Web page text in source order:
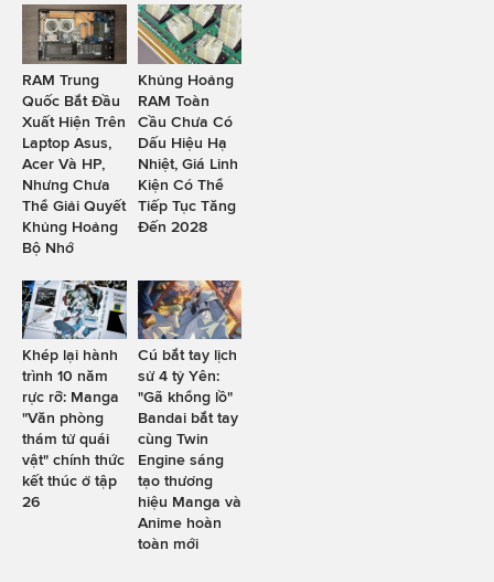
RAM Trung
Quốc Bắt Đầu
Xuất Hiện Trên
Laptop Asus,
Acer Và HP,
Nhưng Chưa
Thể Giải Quyết
Khủng Hoảng
Bộ Nhớ
Khủng Hoảng
RAM Toàn
Cầu Chưa Có
Dấu Hiệu Hạ
Nhiệt, Giá Linh
Kiện Có Thể
Tiếp Tục Tăng
Đến 2028
Khép lại hành
trình 10 năm
rực rỡ: Manga
"Văn phòng
thám tử quái
vật" chính thức
kết thúc ở tập
26
Cú bắt tay lịch
sử 4 tỷ Yên:
"Gã khổng lồ"
Bandai bắt tay
cùng Twin
Engine sáng
tạo thương
hiệu Manga và
Anime hoàn
toàn mới